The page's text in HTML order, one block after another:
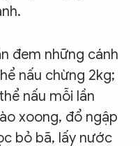
đem những cánh
nấu chừng 2kg;
nấu mỗi lần
xoong, đổ ngập
bỏ bã, lấy nước